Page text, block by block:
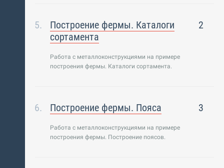
Построение фермы. Каталоги
сортамента
2
Работа с металлоконструкциями на примере
построения фермы. Каталоги сортамента.
Построение фермы. Пояса 3
Работа с металлоконструкциями на примере
построения фермы. Построение поясов.